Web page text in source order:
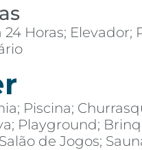
24 Horas; Elevador;
Piscina;
Playground;
de Jogos;